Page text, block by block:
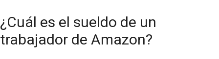
¿Cuál es el sueldo de un
trabajador de Amazon?